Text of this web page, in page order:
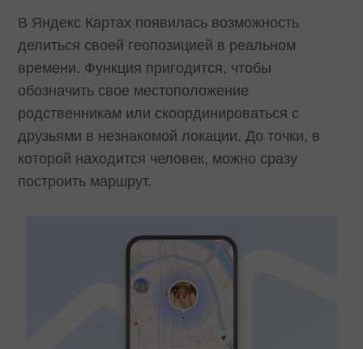
В Яндекс Картах появилась возможность
делиться своей геопозицией в реальном
времени. Функция пригодится, чтобы
обозначить свое местоположение
родственникам или скоординироваться с
друзьями в незнакомой локации. До точки, в
которой находится человек, можно сразу
построить маршрут.